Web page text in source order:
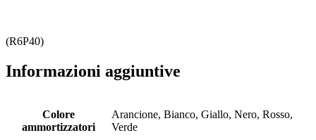
(R6P40)
Informazioni aggiuntive
Colore
ammortizzatori
Arancione, Bianco, Giallo, Nero, Rosso,
Verde